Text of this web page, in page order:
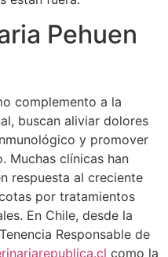
Pehuen
complemento a la
buscan aliviar dolores
y promover
Muchas clínicas han
respuesta al creciente
por tratamientos
En Chile, desde la
Responsable de
como la